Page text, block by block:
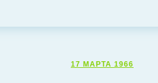
17 МАРТА 1966